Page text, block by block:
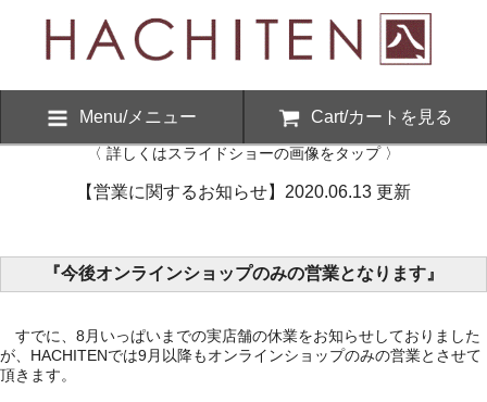
Menu/メニュー Cart/カートを見る
〈 詳しくはスライドショーの画像をタップ 〉
【営業に関するお知らせ】2020.06.13 更新
『今後オンラインショップのみの営業となります』
すでに、8月いっぱいまでの実店舗の休業をお知らせしておりました
が、HACHITENでは9月以降もオンラインショップのみの営業とさせて
頂きます。